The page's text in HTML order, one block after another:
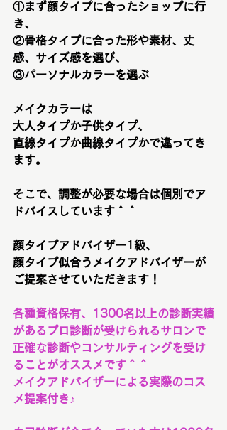
①まず顔タイプに合ったショップに行
き、
②骨格タイプに合った形や素材、丈
感、サイズ感を選び、
③パーソナルカラーを選ぶ
メイクカラーは
大人タイプか子供タイプ、
直線タイプか曲線タイプかで違ってき
ます。
そこで、調整が必要な場合は個別でア
ドバイスしています＾＾
顔タイプアドバイザー1級、
顔タイプ似合うメイクアドバイザーが
ご提案させていただきます！
各種資格保有、1300名以上の診断実績
があるプロ診断が受けられるサロンで
正確な診断やコンサルティングを受け
ることがオススメです＾＾
メイクアドバイザーによる実際のコス
メ提案付き♪